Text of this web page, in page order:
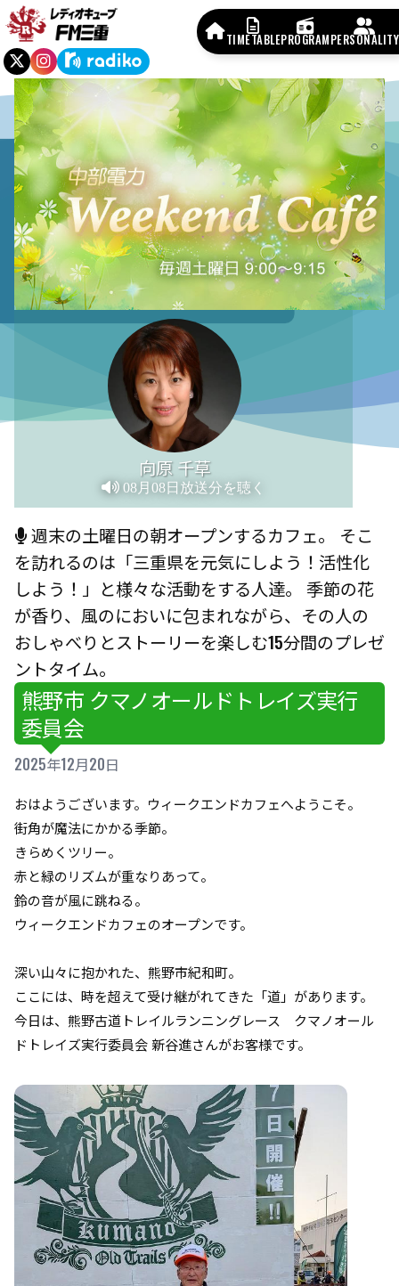
TIMETABLEPROGRAMPERSONALITY
向原 千草
08月08日放送分を聴く
週末の土曜日の朝オープンするカフェ。 そこ
を訪れるのは「三重県を元気にしよう！活性化
しよう！」と様々な活動をする人達。 季節の花
が香り、風のにおいに包まれながら、その人の
おしゃべりとストーリーを楽しむ15分間のプレゼ
ントタイム。
熊野市 クマノオールドトレイズ実行
委員会
2025年12月20日
おはようございます。ウィークエンドカフェへようこそ。
街角が魔法にかかる季節。
きらめくツリー。
赤と緑のリズムが重なりあって。
鈴の音が風に跳ねる。
ウィークエンドカフェのオープンです。
深い山々に抱かれた、熊野市紀和町。
ここには、時を超えて受け継がれてきた「道」があります。
今日は、熊野古道トレイルランニングレース クマノオール
ドトレイズ実行委員会 新谷進さんがお客様です。